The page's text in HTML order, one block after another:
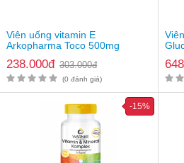
Viên uống vitamin E
Arkopharma Toco 500mg
238.000đ 303.000đ
(0 đánh giá)
-15%